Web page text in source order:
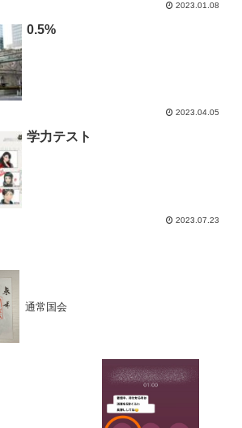
2023.01.08
0.5%
2023.04.05
学力テスト
2023.07.23
通常国会